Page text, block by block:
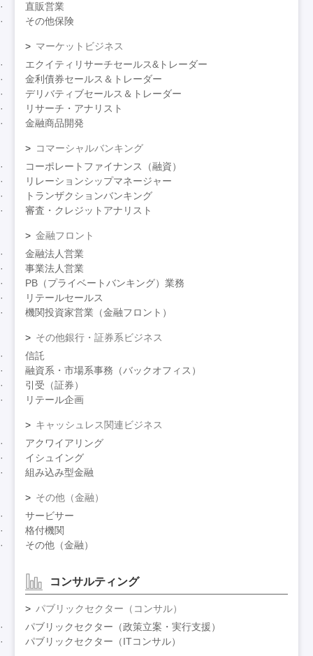
直販営業
その他保険
マーケットビジネス
エクイティリサーチセールス&トレーダー
金利債券セールス＆トレーダー
デリバティブセールス＆トレーダー
リサーチ・アナリスト
金融商品開発
コマーシャルバンキング
コーポレートファイナンス（融資）
リレーションシップマネージャー
トランザクションバンキング
審査・クレジットアナリスト
金融フロント
金融法人営業
事業法人営業
PB（プライベートバンキング）業務
リテールセールス
機関投資家営業（金融フロント）
その他銀行・証券系ビジネス
信託
融資系・市場系事務（バックオフィス）
引受（証券）
リテール企画
キャッシュレス関連ビジネス
アクワイアリング
イシュイング
組み込み型金融
その他（金融）
サービサー
格付機関
その他（金融）
コンサルティング
パブリックセクター（コンサル）
パブリックセクター（政策立案・実行支援）
パブリックセクター（ITコンサル）